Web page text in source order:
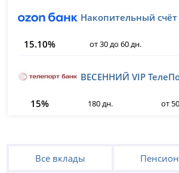
Накопительный счёт
15.10% от 30 до 60 дн.
ВЕСЕННИЙ VIP
15% 180 дн. от
Все вклады